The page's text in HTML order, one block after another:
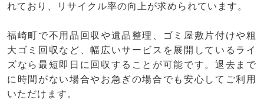
れており、リサイクル率の向上が求められています。
福崎町で不用品回収や遺品整理、ゴミ屋敷片付けや粗
大ゴミ回収など、幅広いサービスを展開しているライ
ズなら最短即日に回収することが可能です。退去まで
に時間がない場合やお急ぎの場合でも安心してご利用
いただけます。